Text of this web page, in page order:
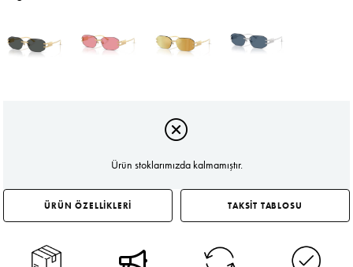
Ürün stoklarımızda kalmamıştır.
ÜRÜN ÖZELLİKLERİ TAKSİT TABLOSU